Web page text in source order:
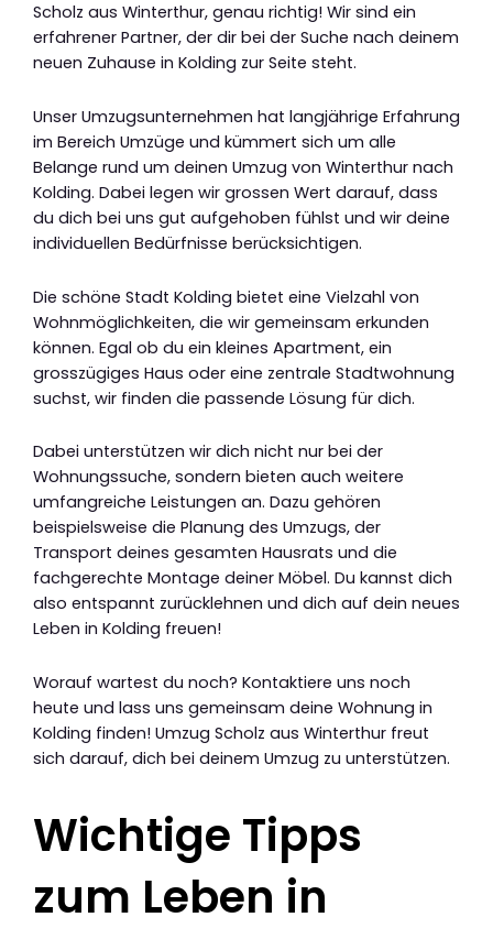
Scholz aus Winterthur, genau richtig! Wir sind ein
erfahrener Partner, der dir bei der Suche nach deinem
neuen Zuhause in Kolding zur Seite steht.
Unser Umzugsunternehmen hat langjährige Erfahrung
im Bereich Umzüge und kümmert sich um alle
Belange rund um deinen Umzug von Winterthur nach
Kolding. Dabei legen wir grossen Wert darauf, dass
du dich bei uns gut aufgehoben fühlst und wir deine
individuellen Bedürfnisse berücksichtigen.
Die schöne Stadt Kolding bietet eine Vielzahl von
Wohnmöglichkeiten, die wir gemeinsam erkunden
können. Egal ob du ein kleines Apartment, ein
grosszügiges Haus oder eine zentrale Stadtwohnung
suchst, wir finden die passende Lösung für dich.
Dabei unterstützen wir dich nicht nur bei der
Wohnungssuche, sondern bieten auch weitere
umfangreiche Leistungen an. Dazu gehören
beispielsweise die Planung des Umzugs, der
Transport deines gesamten Hausrats und die
fachgerechte Montage deiner Möbel. Du kannst dich
also entspannt zurücklehnen und dich auf dein neues
Leben in Kolding freuen!
Worauf wartest du noch? Kontaktiere uns noch
heute und lass uns gemeinsam deine Wohnung in
Kolding finden! Umzug Scholz aus Winterthur freut
sich darauf, dich bei deinem Umzug zu unterstützen.
Wichtige Tipps
zum Leben in